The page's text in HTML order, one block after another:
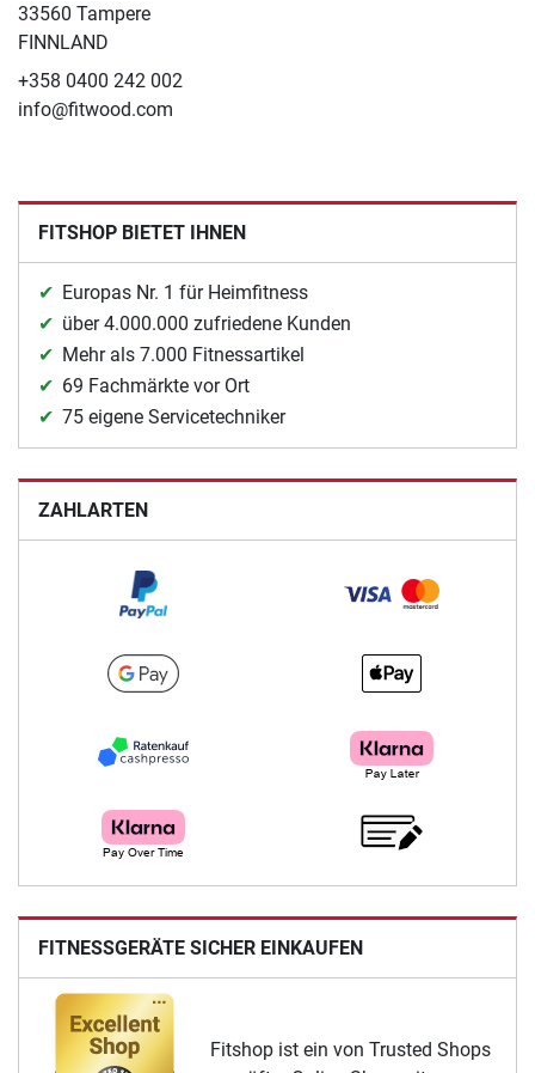
33560 Tampere
FINNLAND
+358 0400 242 002
info@fitwood.com
FITSHOP BIETET IHNEN
Europas Nr. 1 für Heimfitness
über 4.000.000 zufriedene Kunden
Mehr als 7.000 Fitnessartikel
69 Fachmärkte vor Ort
75 eigene Servicetechniker
ZAHLARTEN
FITNESSGERÄTE SICHER EINKAUFEN
Fitshop ist ein von Trusted Shops